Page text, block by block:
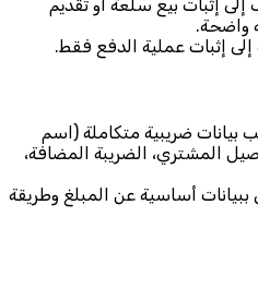
إلى إثبات بيع سلعة أو تقديم
واضحة.
إثبات عملية الدفع فقط.
بيانات ضريبية متكاملة (اسم
المشتري، الضريبة المضافة،
ببيانات أساسية عن المبلغ وطريقة